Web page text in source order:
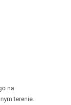
na
terenie.